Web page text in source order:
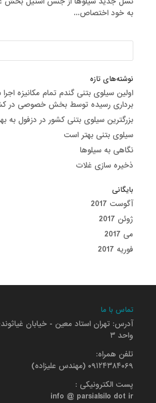
به خود اختصاص...
نوشته‌های تازه
اولین سیلوی بتنی گندم تمام مکانیزه
برداری رسیده توسط بخش خصوصی در
بزرگترین سیلوی بتنی کشور در دزفول به
سیلوی بتنی بهتر است
نگاهی به سیلوها
ذخیره سازی غلات
بایگانی
آگوست 2017
ژوئن 2017
می 2017
فوریه 2017
تماس با ما
واحد ۳
تلفن همراه:
۰۹۱۲۴۳۸۴۰۶۹ (مهندس علیزاده)
پست الکترونیکی :
info @ parsialsilo dot ir